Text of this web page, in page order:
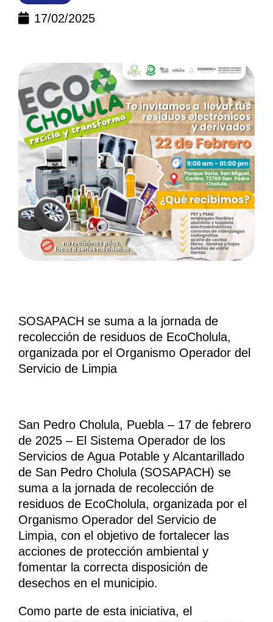
17/02/2025
SOSAPACH se suma a la jornada de
recolección de residuos de EcoCholula,
organizada por el Organismo Operador del
Servicio de Limpia
San Pedro Cholula, Puebla – 17 de febrero
de 2025 – El Sistema Operador de los
Servicios de Agua Potable y Alcantarillado
de San Pedro Cholula (SOSAPACH) se
suma a la jornada de recolección de
residuos de EcoCholula, organizada por el
Organismo Operador del Servicio de
Limpia, con el objetivo de fortalecer las
acciones de protección ambiental y
fomentar la correcta disposición de
desechos en el municipio.
Como parte de esta iniciativa, el